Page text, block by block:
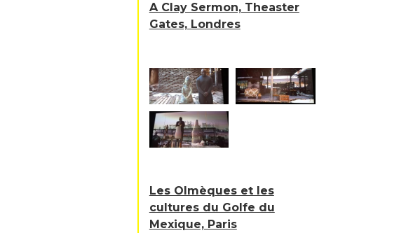
A Clay Sermon, Theaster
Gates, Londres
Les Olmèques et les
cultures du Golfe du
Mexique, Paris